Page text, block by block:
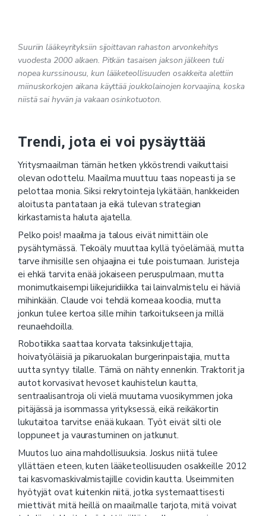
Suuriin lääkeyrityksiin sijoittavan rahaston arvonkehitys
vuodesta 2000 alkaen. Pitkän tasaisen jakson jälkeen tuli
nopea kurssinousu, kun lääketeollisuuden osakkeita alettiin
miinuskorkojen aikana käyttää joukkolainojen korvaajina, koska
niistä sai hyvän ja vakaan osinkotuoton.
Trendi, jota ei voi pysäyttää
Yritysmaailman tämän hetken ykköstrendi vaikuttaisi
olevan odottelu. Maailma muuttuu taas nopeasti ja se
pelottaa monia. Siksi rekrytointeja lykätään, hankkeiden
aloitusta pantataan ja eikä tulevan strategian
kirkastamista haluta ajatella.
Pelko pois! maailma ja talous eivät nimittäin ole
pysähtymässä. Tekoäly muuttaa kyllä työelämää, mutta
tarve ihmisille sen ohjaajina ei tule poistumaan. Juristeja
ei ehkä tarvita enää jokaiseen peruspulmaan, mutta
monimutkaisempi liikejuridiikka tai lainvalmistelu ei häviä
mihinkään. Claude voi tehdä komeaa koodia, mutta
jonkun tulee kertoa sille mihin tarkoitukseen ja millä
reunaehdoilla.
Robotiikka saattaa korvata taksinkuljettajia,
hoivatyöläisiä ja pikaruokalan burgerinpaistajia, mutta
uutta syntyy tilalle. Tämä on nähty ennenkin. Traktorit ja
autot korvasivat hevoset kauhistelun kautta,
sentraalisantroja oli vielä muutama vuosikymmen joka
pitäjässä ja isommassa yrityksessä, eikä reikäkortin
lukutaitoa tarvitse enää kukaan. Työt eivät silti ole
loppuneet ja vaurastuminen on jatkunut.
Muutos luo aina mahdollisuuksia. Joskus niitä tulee
yllättäen eteen, kuten lääketeollisuuden osakkeille 2012
tai kasvomaskivalmistajille covidin kautta. Useimmiten
hyötyjät ovat kuitenkin niitä, jotka systemaattisesti
miettivät mitä heillä on maailmalle tarjota, mitä voivat